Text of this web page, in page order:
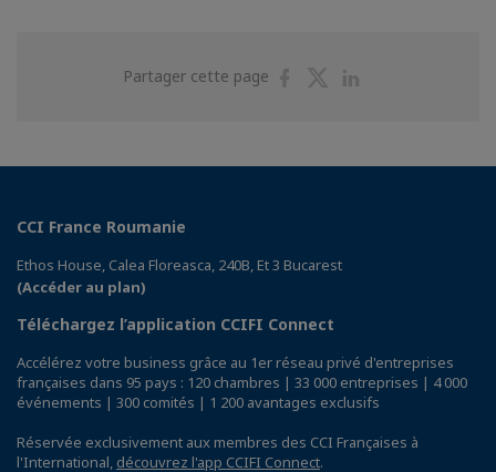
Partager cette page
PartagerPartager
CCI France Roumanie
Ethos House, Calea Floreasca, 240B, Et 3 Bucarest
(Accéder au plan)
Téléchargez l’application CCIFI Connect
Accélérez votre business grâce au 1er réseau privé d'entreprises
françaises dans 95 pays : 120 chambres | 33 000 entreprises | 4 000
événements | 300 comités | 1 200 avantages exclusifs
Réservée exclusivement aux membres des CCI Françaises à
l'International, découvrez l'app CCIFI Connect.